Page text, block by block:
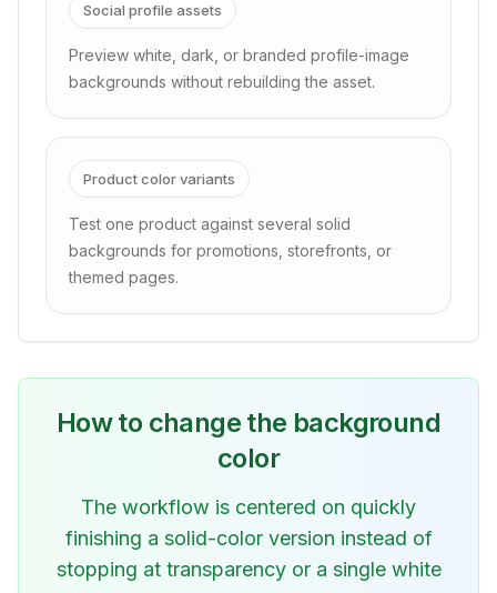
Social profile assets
Preview white, dark, or branded profile-image
backgrounds without rebuilding the asset.
Product color variants
Test one product against several solid
backgrounds for promotions, storefronts, or
themed pages.
How to change the background
color
The workflow is centered on quickly
finishing a solid-color version instead of
stopping at transparency or a single white